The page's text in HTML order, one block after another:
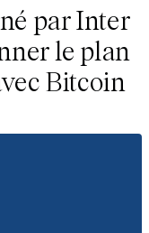
par Inter
le plan
Bitcoin